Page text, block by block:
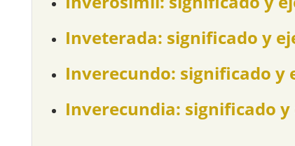
Inveterada: significado y
Inverecundo: significado y
Inverecundia: significado y